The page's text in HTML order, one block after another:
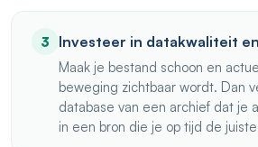
3 Investeer in datakwaliteit
Maak je bestand schoon en
beweging zichtbaar wordt. Dan
database van een archief dat je
in een bron die je op tijd de